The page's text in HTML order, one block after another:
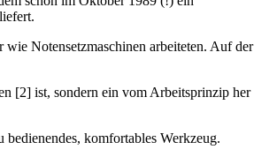
Notensetzmaschinen arbeiteten. Auf der
[2] ist, sondern ein vom Arbeitsprinzip her
komfortables Werkzeug.